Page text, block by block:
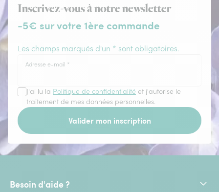
Inscrivez-vous à notre newsletter
-5€ sur votre 1ère commande
Les champs marqués d'un * sont obligatoires.
Adresse e-mail *
J'ai lu la Politique de confidentialité et j'autorise le
traitement de mes données personnelles.
Valider mon inscription
Besoin d'aide ?